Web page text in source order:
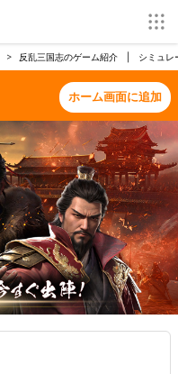
反乱三国志のゲーム紹介 | シミュレ
ホーム画面に追加